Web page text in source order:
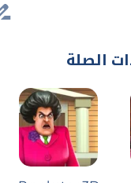
الصلة